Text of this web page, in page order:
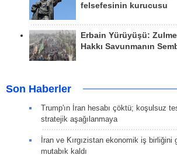
felsefesinin kurucusu
Erbain Yürüyüşü:
Hakkı Savunmanın
Son Haberler
Trump'ın İran hesabı çöktü; koşulsuz
stratejik aşağılanmaya
İran ve Kırgızistan ekonomik iş
mutabık kaldı